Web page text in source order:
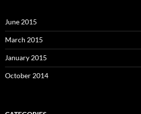
June 2015
March 2015
January 2015
October 2014